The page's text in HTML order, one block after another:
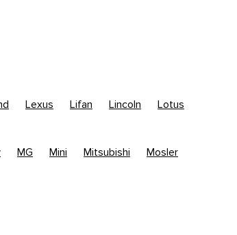
Lexus Lifan Lincoln Lotus
MG Mini Mitsubishi Mosler